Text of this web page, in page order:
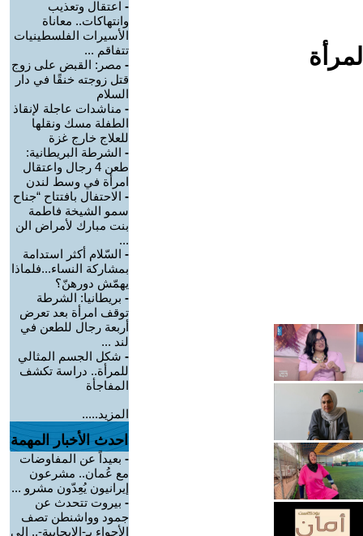
- اعتقال وتعذيب
وانتهاكات.. معاناة
الأسيرات الفلسطينيات
تتفاقم ...
- مصر: القبض على زوج
قتل زوجته خنقًا في دار
السلام
- مناشدات عاجلة لإنقاذ
الطفلة مسك ونقلها
للعلاج خارج غزة
- الشرطة البريطانية:
طعن 4 رجال واعتقال
امرأة في وسط لندن
- الاحتفال بافتتاح “جناح
سمو الشيخة فاطمة
بنت مبارك لأمراض الن
...
- السّلام أكثر استدامة
بمشاركة النساء...فلماذا
يهمّش دورهنّ؟
- بريطانيا: الشرطة
توقف امرأة بعد تعرض
أربعة رجال للطعن في
لند ...
- شكل الجسم المثالي
للمرأة.. دراسة تكشف
المفاجأة
المزيد.....
احدث الأخبار المهمة
- بعيداً عن المفاوضات
مع عُمان.. مشرعون
إيرانيون يُعِدّون مشرو ...
- بيروت تتحدث عن
جمود وواشنطن تصف
الأجواء بـ-الإيجابية-.. إلى